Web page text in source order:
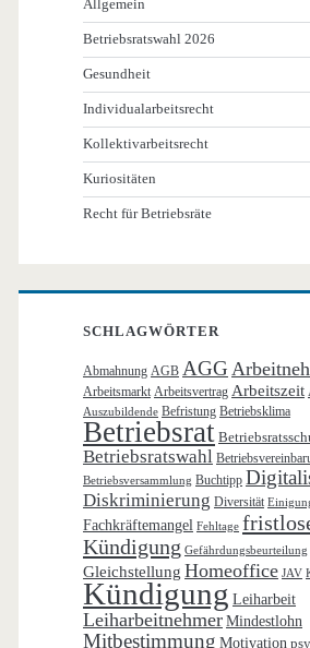
Allgemein
Betriebsratswahl 2026
Gesundheit
Individualarbeitsrecht
Kollektivarbeitsrecht
Kuriositäten
Recht für Betriebsräte
SCHLAGWÖRTER
Abmahnung AGB AGG
Arbeitsmarkt Arbeitsvertrag Arbeitszeit
Auszubildende Befristung Betriebsklima
Betriebsrat
Betriebsratswahl
Betriebsversammlung Buchtipp
Diskriminierung Diversität
Fachkräftemangel Fehltage
Kündigung Gefährdungsbeurteilung
Gleichstellung Homeoffice JAV
Kündigung Leiharbeit
Leiharbeitnehmer Mindestlohn
Mitbestimmung Motivation